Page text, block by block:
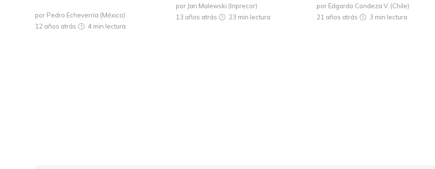
por Pedro Echeverría (México)
12 años atrás
4 min lectura
por Jan Malewski (Inprecor)
13 años atrás
23 min lectura
por Edgardo Condeza V. (Chile)
21 años atrás
3 min lectura